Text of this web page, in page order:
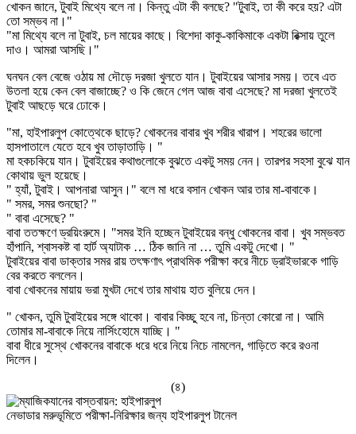
খোকন জানে, টুবাই মিথ্যে বলে না। কিন্তু এটা কী বলছে? "টুবাই, তা কী করে হয়? এটা
তো সম্ভব না।"
"মা মিথ্যে বলে না টুবাই, চল মায়ের কাছে। বিশেদা কাকু-কাকিমাকে একটা রিক্সায় তুলে
দাও। আমরা আসছি।"
ঘনঘন বেল বেজে ওঠায় মা দৌড়ে দরজা খুলতে যান। টুবাইয়ের আসার সময়। তবে এত
উতলা হয়ে কেন বেল বাজাচ্ছে? ও কি জেনে গেল আজ বাবা এসেছে? মা দরজা খুলতেই
টুবাই আছড়ে ঘরে ঢোকে।
"মা, হাইপারলুপ কোত্থেকে ছাড়ে? খোকনের বাবার খুব শরীর খারাপ। শহরের ভালো
হাসপাতালে যেতে হবে খুব তাড়াতাড়ি। "
মা হকচকিয়ে যান। টুবাইয়ের কথাগুলোকে বুঝতে একটু সময় নেন। তারপর সহসা বুঝে যান
কোথায় ভুল হয়েছে।
" হ্যাঁ, টুবাই। আপনারা আসুন।" বলে মা ধরে বসান খোকন আর তার মা-বাবাকে।
" সমর, সমর শুনছো? "
" বাবা এসেছে? "
বাবা ততক্ষণে ড্রয়িংরুমে। "সমর ইনি হচ্ছেন টুবাইয়ের বন্ধু খোকনের বাবা। খুব সম্ভবত
হাঁপানি, শ্বাসকষ্ট বা হার্ট অ্যাটাক … ঠিক জানি না … তুমি একটু দেখো। "
টুবাইয়ের বাবা ডাক্তার সমর রায় তৎক্ষণাৎ প্রাথমিক পরীক্ষা করে নীচে ড্রাইভারকে গাড়ি
বের করতে বললেন।
বাবা খোকনের মায়ায় ভরা মুখটা দেখে তার মাথায় হাত বুলিয়ে দেন।
" খোকন, তুমি টুবাইয়ের সঙ্গে থাকো। বাবার কিচ্ছু হবে না, চিন্তা কোরো না। আমি
তোমার মা-বাবাকে নিয়ে নার্সিংহোমে যাচ্ছি। "
বাবা ধীরে সুস্থে খোকনের বাবাকে ধরে ধরে নিয়ে নিচে নামলেন, গাড়িতে করে রওনা
দিলেন।
(৪)
নেভাডার মরুভূমিতে পরীক্ষা-নিরিক্ষার জন্য হাইপারলুপ টানেল